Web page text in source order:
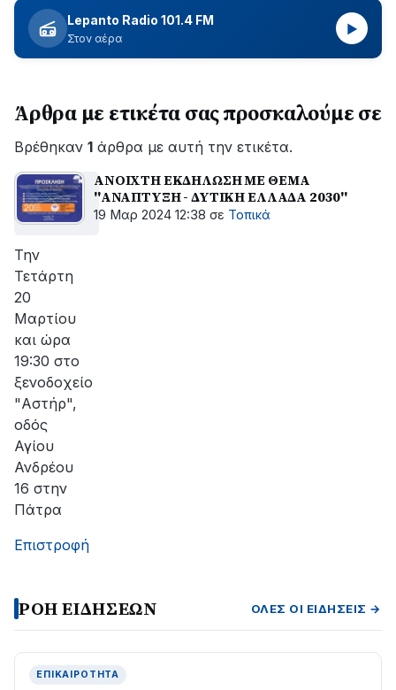
περίπου
δύο
ώρες
εξέλιξη
οι
εργασίες
ΔΕΔΔΗΕ
για
την
της
βλάβης
Lepanto Radio 101.4 FM
Στον αέρα
▶
Άρθρα με ετικέτα σας προσκαλούμε σε
Βρέθηκαν 1 άρθρα με αυτή την ετικέτα.
ΑΝΟΙΧΤΗ ΕΚΔΗΛΩΣΗ ΜΕ ΘΕΜΑ
''ΑΝΑΠΤΥΞΗ - ΔΥΤΙΚΗ ΕΛΛΑΔΑ 2030''
19 Μαρ 2024 12:38 σε Τοπικά
Την
Τετάρτη
20
Μαρτίου
και ώρα
19:30 στο
ξενοδοχείο
"Αστήρ",
οδός
Αγίου
Ανδρέου
16 στην
Πάτρα
Επιστροφή
ΡΟΗ ΕΙΔΗΣΕΩΝ ΌΛΕΣ ΟΙ ΕΙΔΉΣΕΙΣ →
ΕΠΙΚΑΙΡΌΤΗΤΑ